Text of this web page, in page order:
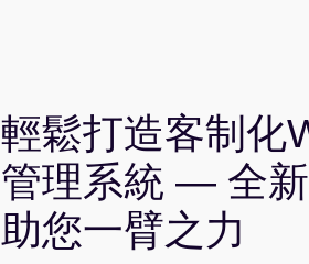
輕鬆打造客制化
管理系統 — 全
助您一臂之力